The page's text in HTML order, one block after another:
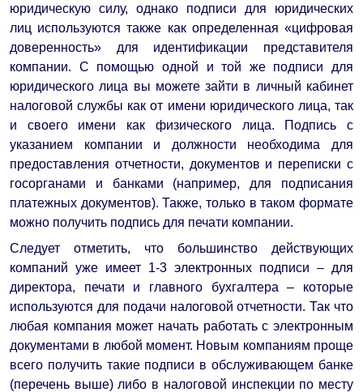
юридическую силу, однако подписи для юридических
лиц используются также как определенная «цифровая
доверенность» для идентификации представителя
компании. С помощью одной и той же подписи для
юридического лица вы можете зайти в личный кабинет
налоговой службы как от имени юридического лица, так
и своего имени как физического лица. Подпись с
указанием компании и должности необходима для
предоставления отчетности, документов и переписки с
госорганами и банками (например, для подписания
платежных документов). Также, только в таком формате
можно получить подпись для печати компании.
Следует отметить, что большинство действующих
компаний уже имеет 1-3 электронных подписи – для
директора, печати и главного бухгалтера – которые
используются для подачи налоговой отчетности. Так что
любая компания может начать работать с электронным
документами в любой момент. Новым компаниям проще
всего получить такие подписи в обслуживающем банке
(перечень выше) либо в налоговой инспекции по месту